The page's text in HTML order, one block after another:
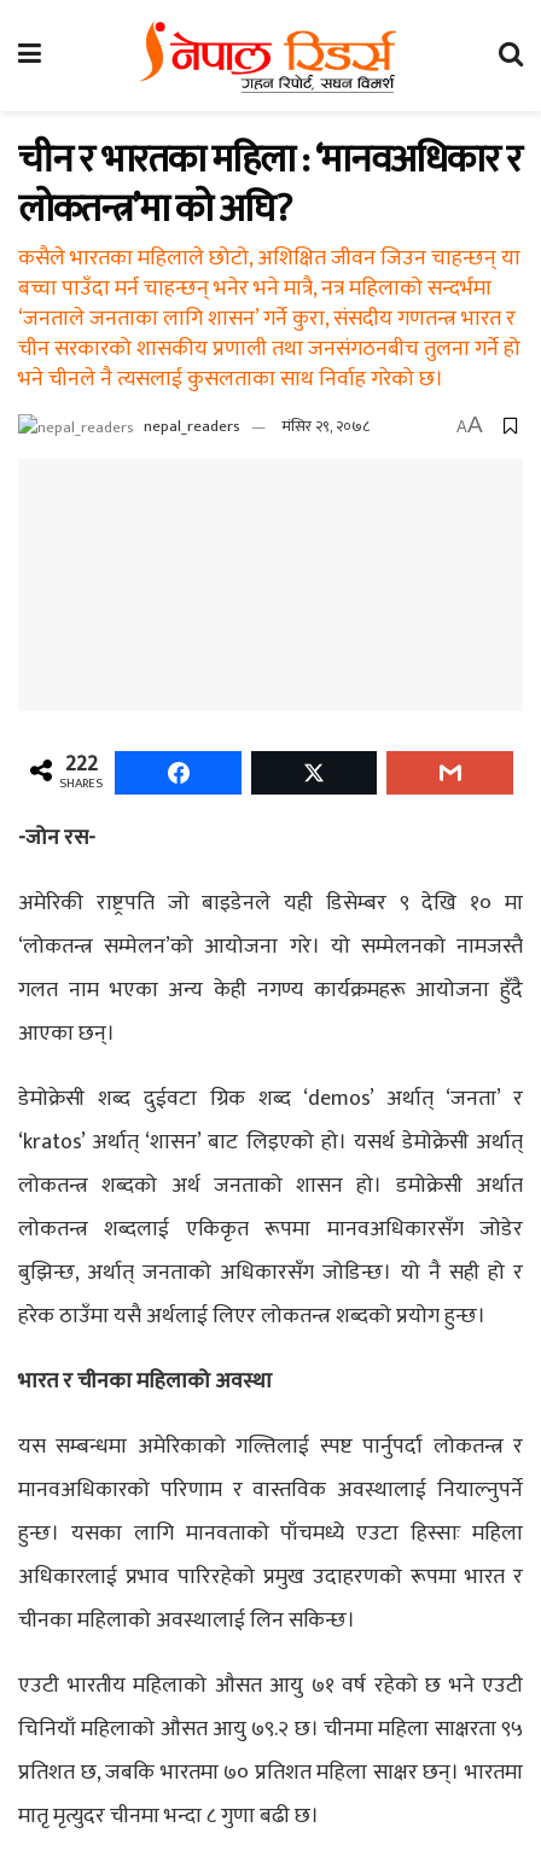
चीन र भारतका महिला : ‘मानवअधिकार र
लोकतन्त्र’मा को अघि?
कसैले भारतका महिलाले छोटो, अशिक्षित जीवन जिउन चाहन्छन् या
बच्चा पाउँदा मर्न चाहन्छन् भनेर भने मात्रै, नत्र महिलाको सन्दर्भमा
‘जनताले जनताका लागि शासन’ गर्ने कुरा, संसदीय गणतन्त्र भारत र
चीन सरकारको शासकीय प्रणाली तथा जनसंगठनबीच तुलना गर्ने हो
भने चीनले नै त्यसलाई कुसलताका साथ निर्वाह गरेको छ।
nepal_readers मंसिर २९, २०७८ AA
222
SHARES
-जोन रस-
अमेरिकी राष्ट्रपति जो बाइडेनले यही डिसेम्बर ९ देखि १० मा
‘लोकतन्त्र सम्मेलन’को आयोजना गरे। यो सम्मेलनको नामजस्तै
गलत नाम भएका अन्य केही नगण्य कार्यक्रमहरू आयोजना हुँदै
आएका छन्।
डेमोक्रेसी शब्द दुईवटा ग्रिक शब्द ‘demos’ अर्थात् ‘जनता’ र
‘kratos’ अर्थात् ‘शासन’ बाट लिइएको हो। यसर्थ डेमोक्रेसी अर्थात्
लोकतन्त्र शब्दको अर्थ जनताको शासन हो। डमोक्रेसी अर्थात
लोकतन्त्र शब्दलाई एकिकृत रूपमा मानवअधिकारसँग जोडेर
बुझिन्छ, अर्थात् जनताको अधिकारसँग जोडिन्छ। यो नै सही हो र
हरेक ठाउँमा यसै अर्थलाई लिएर लोकतन्त्र शब्दको प्रयोग हुन्छ।
भारत र चीनका महिलाको अवस्था
यस सम्बन्धमा अमेरिकाको गल्तिलाई स्पष्ट पार्नुपर्दा लोकतन्त्र र
मानवअधिकारको परिणाम र वास्तविक अवस्थालाई नियाल्नुपर्ने
हुन्छ। यसका लागि मानवताको पाँचमध्ये एउटा हिस्साः महिला
अधिकारलाई प्रभाव पारिरहेको प्रमुख उदाहरणको रूपमा भारत र
चीनका महिलाको अवस्थालाई लिन सकिन्छ।
एउटी भारतीय महिलाको औसत आयु ७१ वर्ष रहेको छ भने एउटी
चिनियाँ महिलाको औसत आयु ७९.२ छ। चीनमा महिला साक्षरता ९५
प्रतिशत छ, जबकि भारतमा ७० प्रतिशत महिला साक्षर छन्। भारतमा
मातृ मृत्युदर चीनमा भन्दा ८ गुणा बढी छ।